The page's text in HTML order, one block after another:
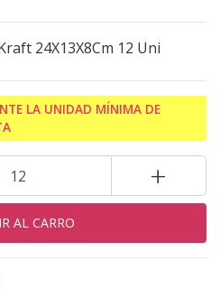
24X13X8Cm 12 Uni
LA UNIDAD MÍNIMA DE
+